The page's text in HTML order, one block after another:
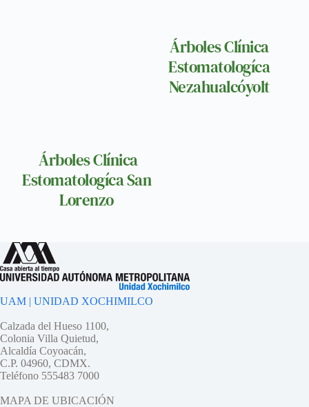
Árboles Clínica
Estomatologíca
Nezahualcóyolt
Árboles Clínica
Estomatologíca San
Lorenzo
UAM | UNIDAD XOCHIMILCO
Calzada del Hueso 1100,
Colonia Villa Quietud,
Alcaldía Coyoacán,
C.P. 04960, CDMX.
Teléfono 555483 7000
MAPA DE UBICACIÓN